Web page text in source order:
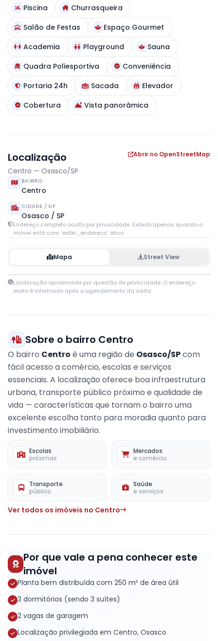
Piscina
Churrasqueira
Salão de Festas
Espaço Gourmet
Academia
Playground
Sauna
Quadra Poliesportiva
Conveniência
Portaria 24h
Sacada
Elevador
Cobertura
Vista panorâmica
Localização
Centro — Osasco/SP
Abrir no OpenStreetMap
BAIRRO
Centro
CIDADE / UF
Osasco / SP
Endereço completo oculto por privacidade. Exibido apenas quando o
imóvel está com `exibir_endereco` ativo.
Mapa Street View
+
Localização aproximada por questão de privacidade. O endereço
exato é informado após o agendamento da visita.
Sobre o bairro Centro
O bairro Centro é uma região de Osasco/SPcom
fácil acesso a comércio, escolas e serviços
essenciais. A localização oferece boa infraestrutura
urbana, transporte público próximo e qualidade de
vida — características que tornam o bairro uma
excelente escolha tanto para moradia quanto para
investimento imobiliário.
Escolas
próximas
Mercados
e comércio
Transporte
público
Saúde
e serviços
Ver todos os imóveis no Centro
Por que vale a pena conhecer este
imóvel
Planta bem distribuída com 250 m² de área útil
3 dormitórios (sendo 3 suítes)
2 vagas de garagem
Localização privilegiada em Centro, Osasco